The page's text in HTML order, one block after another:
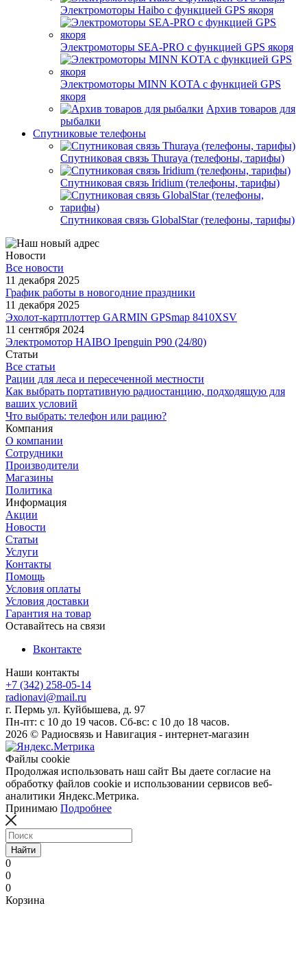
Электромоторы Haibo с функцией GPS якоря
Электромоторы SEA-PRO с функцией GPS якоря
Электромоторы MINN KOTA с функцией GPS
якоря
Архив товаров для
рыбалки
Спутниковые телефоны
Спутниковая связь Thuraya (телефоны, тарифы)
Спутниковая связь Iridium (телефоны, тарифы)
Спутниковая связь GlobalStar (телефоны, тарифы)
Новости
Все новости
11 декабря 2025
График работы в новогодние праздники
11 декабря 2025
Эхолот-картплоттер GARMIN GPSmap 8410XSV
11 сентября 2024
Электромотор HAIBO Ipenguin P90 (24/80)
Статьи
Все статьи
Рации для леса и пересеченной местности
Как выбрать портативную радиостанцию, подходящую для
ваших условий
Что выбрать: телефон или рацию?
Компания
О компании
Сотрудники
Производители
Магазины
Политика
Информация
Акции
Новости
Статьи
Услуги
Контакты
Помощь
Условия оплаты
Условия доставки
Гарантия на товар
Оставайтесь на связи
Вконтакте
Наши контакты
+7 (342) 258-05-14
radionavi@mail.ru
г. Пермь ул. Куйбышева, д. 97
Пн-пт: с 10 до 19 часов. Сб-вс: с 10 до 18 часов.
2026 © Радиосвязь и Навигация - интернет-магазин
Файлы cookie
Продолжая использовать наш сайт Вы даете согласие на
обработку файлов cookie и использовании сервисов веб-
аналитики Яндекс.Метрика.
Принимаю Подробнее
Найти
0
0
0
Корзина